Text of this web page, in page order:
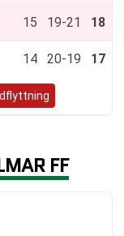
15 19-21 18
14 20-19 17
FF